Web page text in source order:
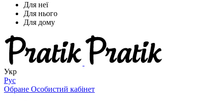
Для неї
Для нього
Для дому
Укр
Рус
Обране Особистий кабінет